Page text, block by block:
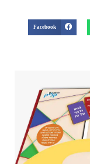
Facebook